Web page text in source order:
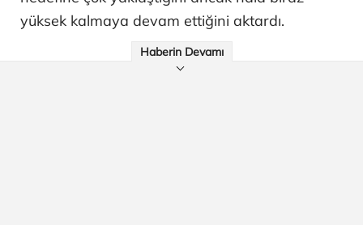
yüksek kalmaya devam ettiğini aktardı.
Haberin Devamı